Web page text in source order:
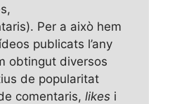
Per a això hem
publicats l’any
obtingut diversos
de popularitat
comentaris, likesi